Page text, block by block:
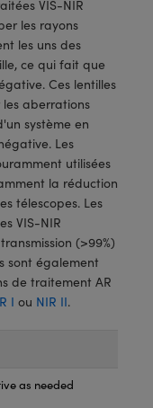
VIS-NIR
les rayons
les uns des
ce qui fait que
Ces lentilles
aberrations
système en
Les
utilisées
la réduction
télescopes. Les
VIS-NIR
(>99%)
sont également
de traitement AR
I ou NIR II.
as needed